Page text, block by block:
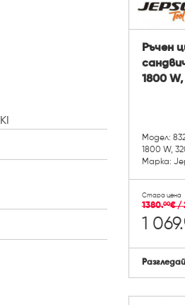
Ръчен
1800
Модел:
1800 W,
Марка:
1 069.
Стара цена
1380.00€ /
Разгледай